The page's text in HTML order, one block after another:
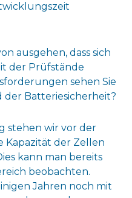
ausgehen, dass sich
der Prüfstände
sehen Sie
Batteriesicherheit?
stehen wir vor der
Kapazität der Zellen
kann man bereits
beobachten.
Jahren noch mit